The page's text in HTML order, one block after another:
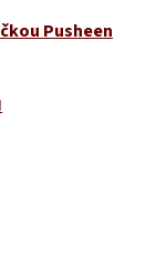
Pusheen